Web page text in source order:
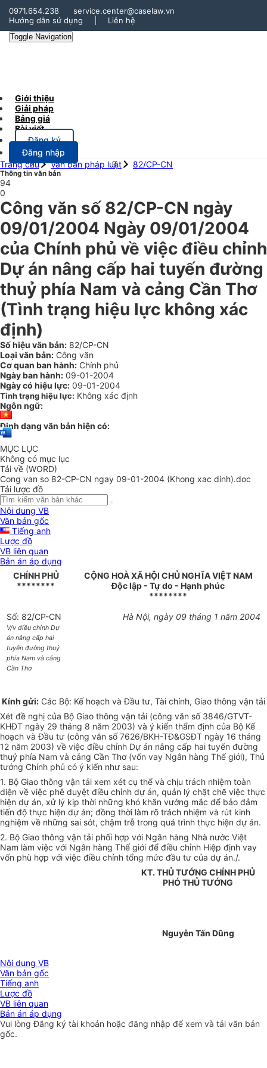
0971.654.238
service.center@caselaw.vn
Hướng dẫn sử dụng
Liên hệ
Toggle Navigation
Giới thiệu
Giải pháp
Bảng giá
Bài viết
Đăng ký
Đăng nhập
Trang chủ
Văn bản pháp luật 82/CP-CN
Thông tin văn bản
94
0
Công văn số 82/CP-CN ngày
09/01/2004 Ngày 09/01/2004
của Chính phủ về việc điều chỉnh
Dự án nâng cấp hai tuyến đường
thuỷ phía Nam và cảng Cần Thơ
(Tình trạng hiệu lực không xác
định)
Số hiệu văn bản: 82/CP-CN
Loại văn bản: Công văn
Cơ quan ban hành: Chính phủ
Ngày ban hành: 09-01-2004
Ngày có hiệu lực: 09-01-2004
Tình trạng hiệu lực: Không xác định
Ngôn ngữ:
Định dạng văn bản hiện có:
MỤC LỤC
Không có mục lục
Tải về (WORD)
Cong van so 82-CP-CN ngay 09-01-2004 (Khong xac dinh).doc
Tải lược đồ
Nội dung VB
Văn bản gốc
Tiếng anh
Lược đồ
VB liên quan
Bản án áp dụng
CHÍNH PHỦ
********
CỘNG HOÀ XÃ HỘI CHỦ NGHĨA VIỆT NAM
Độc lập - Tự do - Hạnh phúc
********
Số: 82/CP-CN
V/v điều chỉnh Dự
án nâng cấp hai
tuyến đường thuỷ
phía Nam và cảng
Cần Thơ
Hà Nội, ngày 09 tháng 1 năm 2004
Kính gửi: Các Bộ: Kế hoạch và Đầu tư, Tài chính, Giao thông vận tải
Xét đề nghị của Bộ Giao thông vận tải (công văn số 3846/GTVT-
KHĐT ngày 29 tháng 8 năm 2003) và ý kiến thẩm định của Bộ Kế
hoạch và Đầu tư (công văn số 7626/BKH-TĐ&GSĐT ngày 16 tháng
12 năm 2003) về việc điều chỉnh Dự án nâng cấp hai tuyến đường
thuỷ phía Nam và cảng Cần Thơ (vốn vay Ngân hàng Thế giới), Thủ
tướng Chính phủ có ý kiến như sau:
1. Bộ Giao thông vận tải xem xét cụ thể và chịu trách nhiệm toàn
diện về việc phê duyệt điều chỉnh dự án, quản lý chặt chẽ việc thực
hiện dự án, xử lý kịp thời những khó khăn vướng mắc để bảo đảm
tiến độ thực hiện dự án; đồng thời làm rõ trách nhiệm và rút kinh
nghiệm về những sai sót, chậm trễ trong quá trình thực hiện dự án.
2. Bộ Giao thông vận tải phối hợp với Ngân hàng Nhà nước Việt
Nam làm việc với Ngân hàng Thế giới để điều chỉnh Hiệp định vay
vốn phù hợp với việc điều chỉnh tổng mức đầu tư của dự án./.
KT. THỦ TƯỚNG CHÍNH PHỦ
PHÓ THỦ TƯỚNG
Nguyễn Tấn Dũng
Nội dung VB
Văn bản gốc
Tiếng anh
Lược đồ
VB liên quan
Bản án áp dụng
Vui lòngĐăng ký tài khoản hoặc đăng nhập để xem và tải văn bản
gốc.